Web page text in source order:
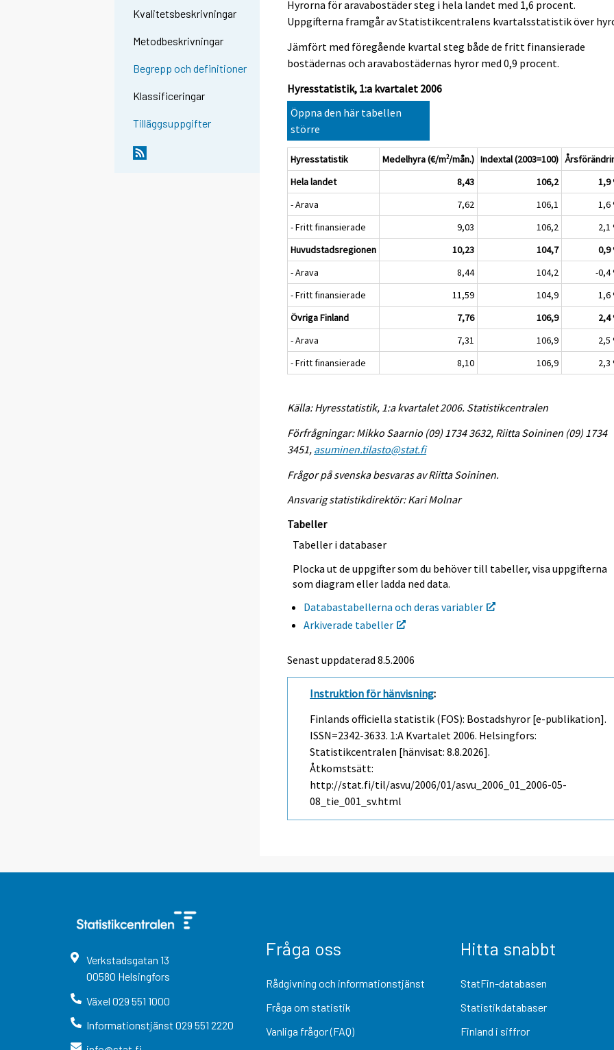
Kvalitetsbeskrivningar
Metodbeskrivningar
Begrepp och definitioner
Klassificeringar
Tilläggsuppgifter
Hyrorna för aravabostäder steg i hela landet med 1,6 procent.
Uppgifterna framgår av Statistikcentralens kvartalsstatistik över
Jämfört med föregående kvartal steg både de fritt finansierade
bostädernas och aravabostädernas hyror med 0,9 procent.
Hyresstatistik, 1:a kvartalet 2006
Öppna den här tabellen
större
Hyresstatistik Medelhyra (€/m2/mån.) Indextal (2003=100)
Hela landet
8,43 106,2 1,9
- Arava
7,62 106,1 1,6
- Fritt finansierade
9,03 106,2 2,1
Huvudstadsregionen
10,23 104,7 0,9
- Arava
8,44 104,2 -0,4
- Fritt finansierade
11,59 104,9 1,6
Övriga Finland
7,76 106,9 2,4
- Arava
7,31 106,9 2,5
- Fritt finansierade
8,10 106,9 2,3
Källa: Hyresstatistik, 1:a kvartalet 2006. Statistikcentralen
Förfrågningar: Mikko Saarnio (09) 1734 3632, Riitta Soininen (09) 1734
3451, asuminen.tilasto@stat.fi
Frågor på svenska besvaras av Riitta Soininen.
Ansvarig statistikdirektör: Kari Molnar
Tabeller
Tabeller i databaser
Plocka ut de uppgifter som du behöver till tabeller, visa uppgifterna
som diagram eller ladda ned data.
Databastabellerna och deras variabler
Arkiverade tabeller
Senast uppdaterad8.5.2006
Instruktion för hänvisning:
Finlands officiella statistik (FOS): Bostadshyror [e-publikation].
ISSN=2342-3633. 1:a Kvartalet 2006. Helsingfors:
Statistikcentralen [hänvisat: 8.8.2026].
Åtkomstsätt:
http://stat.fi/til/asvu/2006/01/asvu_2006_01_2006-05-
08_tie_001_sv.html
Verkstadsgatan 13
00580 Helsingfors
Växel 029 551 1000
Informationstjänst 029 551 2220
Fråga oss
Rådgivning och informationstjänst
Fråga om statistik
Vanliga frågor (FAQ)
Hitta snabbt
StatFin-databasen
Statistikdatabaser
Finland i siffror